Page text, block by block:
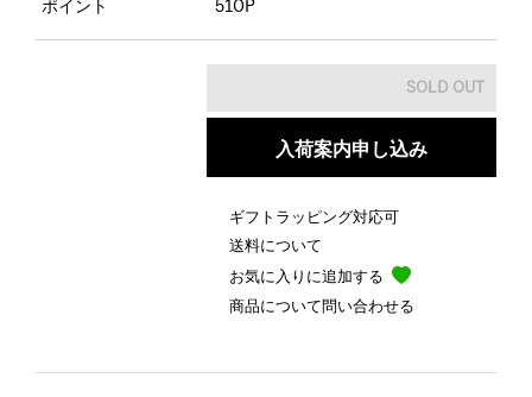
ポイント
510P
入荷案内申し込み
ギフトラッピング対応可
送料について
お気に入りに追加する
商品について問い合わせる